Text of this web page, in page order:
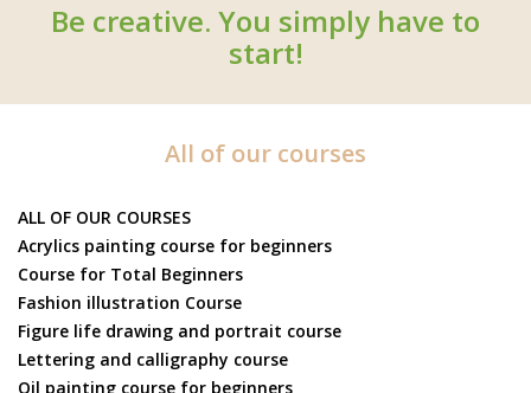
Be creative. You simply have to
start!
All of our courses
ALL OF OUR COURSES
Acrylics painting course for beginners
Course for Total Beginners
Fashion illustration Course
Figure life drawing and portrait course
Lettering and calligraphy course
Oil painting course for beginners